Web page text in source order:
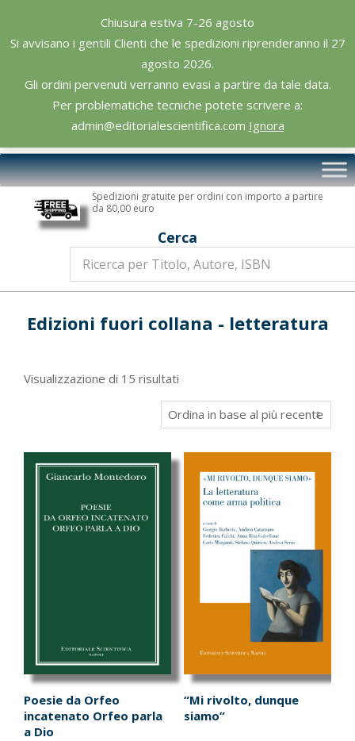
Chiusura estiva 7-26 agosto
Si avvisano i gentili Clienti che le spedizioni riprenderanno il 27
agosto 2026.
Gli ordini pervenuti verranno evasi a partire da tale data.
Per problematiche tecniche potete scrivere a:
admin@editorialescientifica.com Ignora
content
Editoriale
Scientifica
Primary
Navigation
Spedizioni gratuite per ordini con importo a partire
da 80,00 euro
Cerca
Edizioni fuori collana - letteratura
Visualizzazione di 15 risultati
in
base
più
recente
Poesie da Orfeo
incatenato Orfeo parla
a Dio
“Mi rivolto, dunque
siamo”